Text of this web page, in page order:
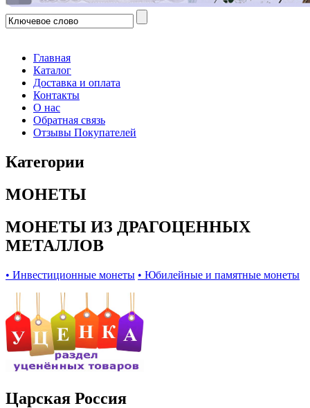
Главная
Каталог
Доставка и оплата
Контакты
О нас
Обратная связь
Отзывы Покупателей
Категории
МОНЕТЫ
МОНЕТЫ ИЗ ДРАГОЦЕННЫХ
МЕТАЛЛОВ
• Инвестиционные монеты • Юбилейные и памятные монеты
Царская Россия